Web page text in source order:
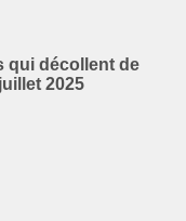
qui décollent de
2025